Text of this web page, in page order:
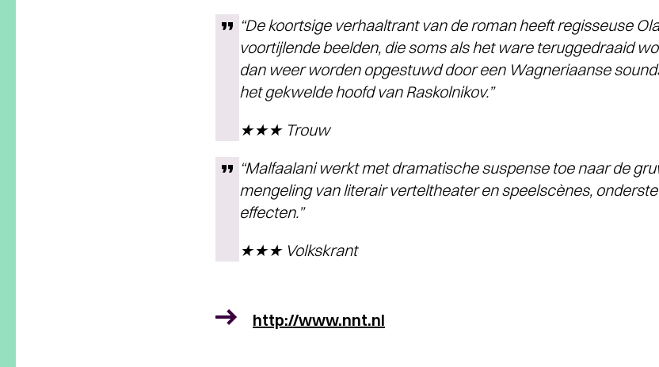
“De koortsige verhaaltrant van de roman heeft regisseuse
voortijlende beelden, die soms als het ware teruggedraaid
dan weer worden opgestuwd door een Wagneriaanse
het gekwelde hoofd van Raskolnikov.”
★★★ Trouw
“Malfaalani werkt met dramatische suspense toe naar de
mengeling van literair verteltheater en speelscènes,
effecten.”
★★★ Volkskrant
http://www.nnt.nl